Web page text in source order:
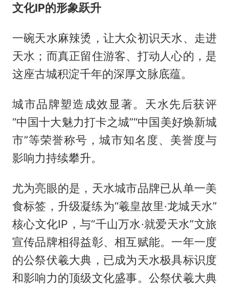
文化IP的形象跃升
一碗天水麻辣烫，让大众初识天水、走进
天水；而真正留住游客、打动人心的，是
这座古城积淀千年的深厚文脉底蕴。
城市品牌塑造成效显著。天水先后获评
“中国十大魅力打卡之城”“中国美好焕新城
市”等荣誉称号，城市知名度、美誉度与
影响力持续攀升。
尤为亮眼的是，天水城市品牌已从单一美
食标签，升级凝练为“羲皇故里·龙城天水”
核心文化IP，与“千山万水·就爱天水”文旅
宣传品牌相得益彰、相互赋能。一年一度
的公祭伏羲大典，已成为天水极具标识度
和影响力的顶级文化盛事。公祭伏羲大典